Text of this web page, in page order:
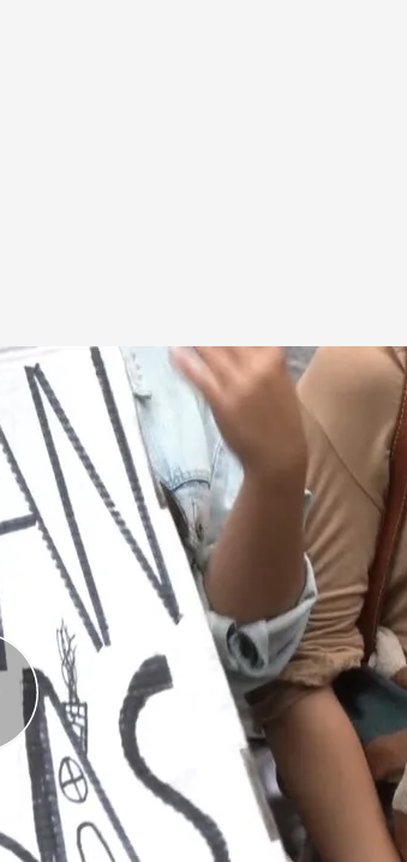
su plan para
que los
de Sevilla se